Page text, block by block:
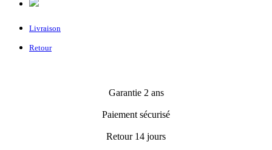
Livraison
Retour
Garantie 2 ans
Paiement sécurisé
Retour 14 jours